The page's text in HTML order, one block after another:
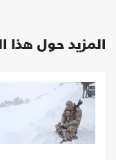
المزيد حول